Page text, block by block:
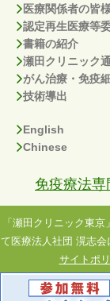
医療関係者の皆
認定再生医療等
書籍の紹介
瀬田クリニック
がん治療・免疫
技術導出
English
Chinese
免疫療法
「瀬田クリニック東
て医療法人社団 滉志会
サイトポ